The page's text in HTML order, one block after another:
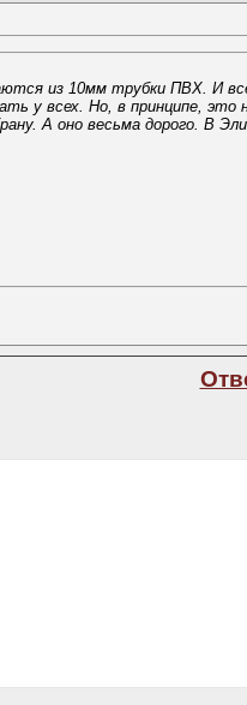
из 10мм трубки ПВХ. И
у всех. Но, в принципе, это
А оно весьма дорого. В